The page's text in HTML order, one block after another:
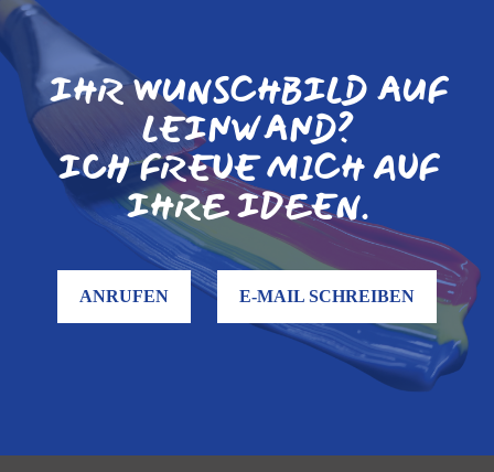
IHR WUNSCHBILD AUF
LEINWAND?
ICH FREUE MICH AUF
IHRE IDEEN.
ANRUFEN E-MAIL SCHREIBEN